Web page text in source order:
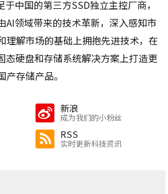
中国的第三方SSD独立主控厂商，
AI领域带来的技术革新，深入感知市
理解市场的基础上拥抱先进技术，在
态硬盘和存储系统解决方案上打造更
存储产品。
新浪
成为我们的小粉丝
RSS
实时更新科技资讯